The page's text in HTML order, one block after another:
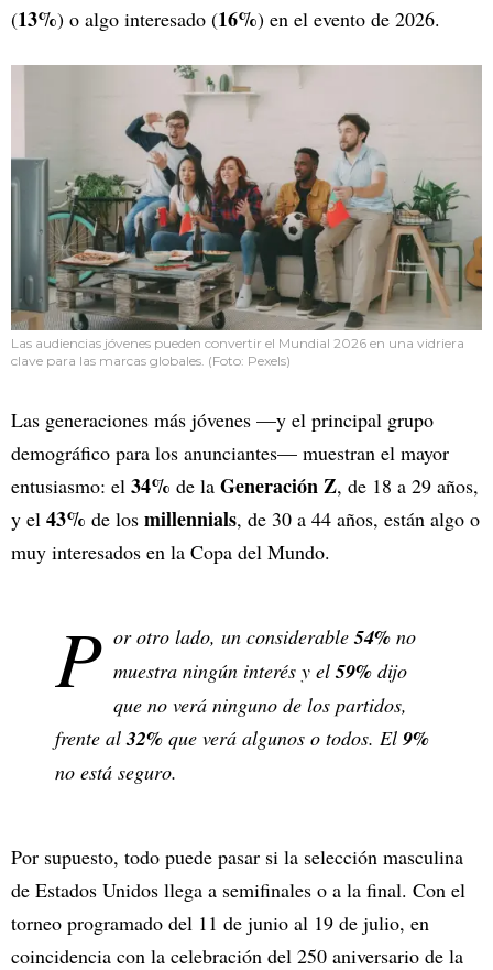
(13%) o algo interesado (16%) en el evento de 2026.
Las audiencias jóvenes pueden convertir el Mundial 2026 en una vidriera
clave para las marcas globales. (Foto: Pexels)
Las generaciones más jóvenes —y el principal grupo
demográfico para los anunciantes— muestran el mayor
entusiasmo: el 34% de la Generación Z, de 18 a 29 años,
y el 43% de los millennials, de 30 a 44 años, están algo o
muy interesados en la Copa del Mundo.
P or otro lado, un considerable54% no
muestra ningún interés y el59% dijo
que no verá ninguno de los partidos,
frente al32% que verá algunos o todos. El 9%
no está seguro.
Por supuesto, todo puede pasar si la selección masculina
de Estados Unidos llega a semifinales o a la final. Con el
torneo programado del 11 de junio al 19 de julio, en
coincidencia con la celebración del 250 aniversario de la